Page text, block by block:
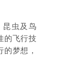
虫及鸟
的飞行技
梦想，